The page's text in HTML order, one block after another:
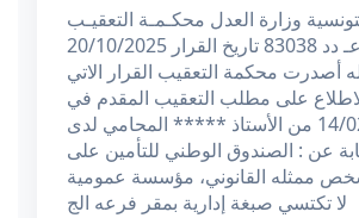
وزارة العدل محكـمـة التعقيـب
القــضــية عـ دد 83038 تاريخ القرار 20/10/2025
أصدرت محكمة التعقيب القرار الاتي
على مطلب التعقيب المقدم في
14/02/2025 من الأستاذ ***** المحامي لدى
عن : الصندوق الوطني للتأمين على
ممثله القانوني، مؤسسة عمومية
لا تكتسي صبغة إدارية بمقر فرعه الج